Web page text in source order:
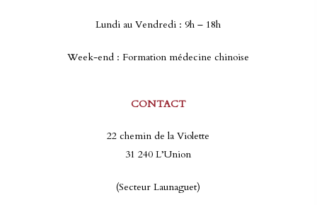
Lundi au Vendredi : 9h – 18h
Week-end : Formation médecine chinoise
CONTACT
22 chemin de la Violette
31 240 L’Union
(Secteur Launaguet)